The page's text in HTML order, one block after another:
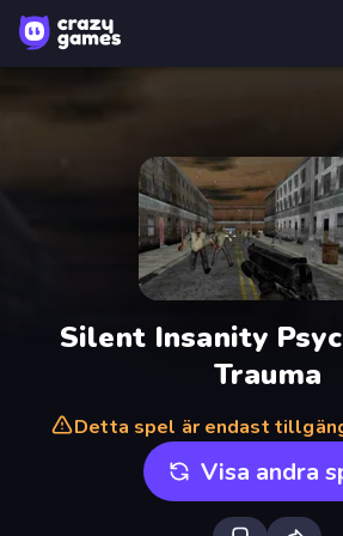
Silent Insanity
Trauma
Detta spel är endast
Visa andra